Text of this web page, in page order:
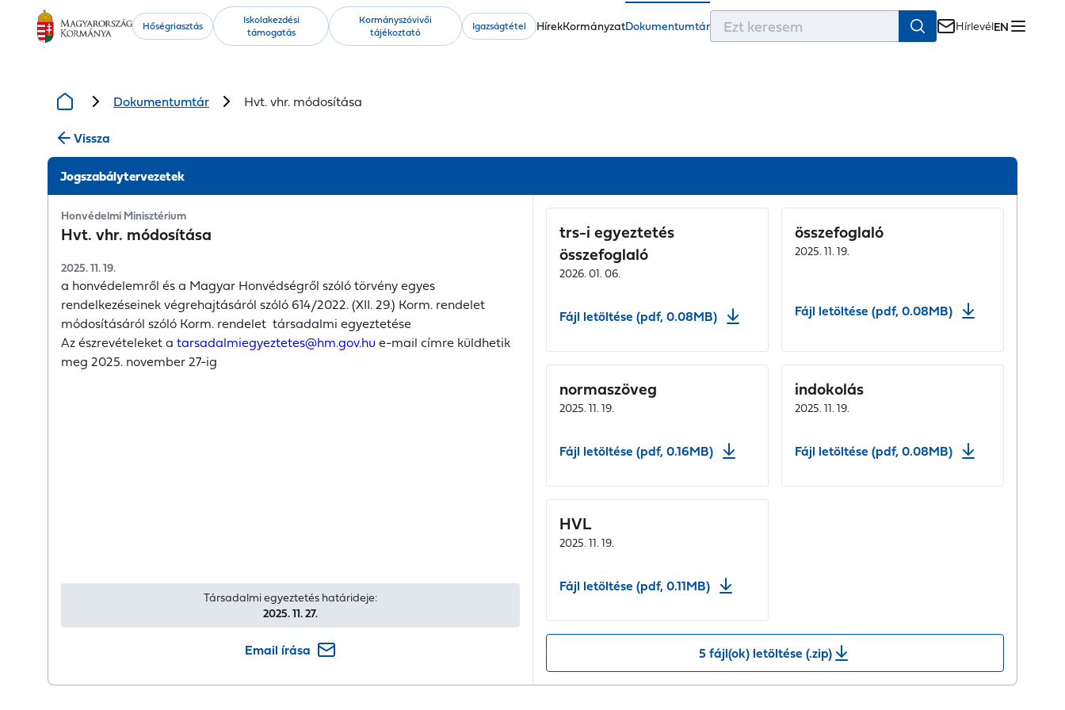
Kiemelt
tartalmak
Hőségriasztás
Iskolakezdési
támogatás
Kormányszóvivői
tájékoztató
Igazságtétel
Fő
HírekKormányzatDokumentumtár HírlevélEN
Dokumentumtár
Hvt. vhr. módosítása
Vissza
Jogszabálytervezetek
Honvédelmi Minisztérium
Hvt. vhr. módosítása
2025. 11. 19.
a honvédelemről és a Magyar Honvédségről szóló törvény egyes
rendelkezéseinek végrehajtásáról szóló 614/2022. (XII. 29.) Korm. rendelet
módosításáról szóló Korm. rendelet társadalmi egyeztetése
Az észrevételeket a tarsadalmiegyeztetes@hm.gov.hu e-mail címre küldhetik
meg 2025. november 27-ig
Társadalmi egyeztetés határideje:
2025. 11. 27.
Email írása
trs-i egyeztetés
összefoglaló
2026. 01. 06.
Fájl letöltése (pdf, 0.08MB)
összefoglaló
2025. 11. 19.
Fájl letöltése (pdf, 0.08MB)
normaszöveg
2025. 11. 19.
Fájl letöltése (pdf, 0.16MB)
indokolás
2025. 11. 19.
Fájl letöltése (pdf, 0.08MB)
HVL
2025. 11. 19.
Fájl letöltése (pdf, 0.11MB)
5 fájl(ok) letöltése (.zip)